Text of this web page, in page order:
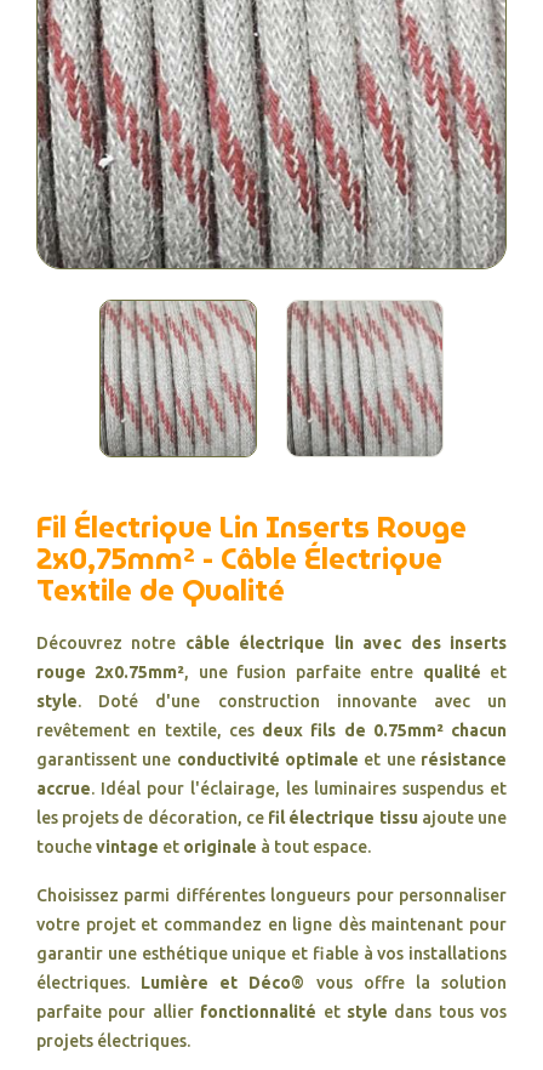
Fil Électrique Lin Inserts Rouge
2x0,75mm² - Câble Électrique
Textile de Qualité
Découvrez notre câble électrique lin avec des inserts
rouge 2x0.75mm², une fusion parfaite entre qualité et
style. Doté d'une construction innovante avec un
revêtement en textile, ces deux fils de 0.75mm² chacun
garantissent une conductivité optimale et une résistance
accrue. Idéal pour l'éclairage, les luminaires suspendus et
les projets de décoration, ce fil électrique tissuajoute une
touchevintage et originale à tout espace.
Choisissez parmi différentes longueurs pour personnaliser
votre projet et commandez en ligne dès maintenant pour
garantir une esthétique unique et fiable à vos installations
électriques. Lumière et Déco® vous offre la solution
parfaite pour allier fonctionnalité et style dans tous vos
projets électriques.